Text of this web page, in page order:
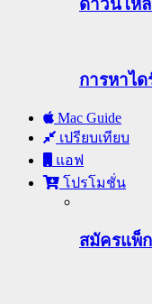
ดาวน์โหล
การหาได
Mac Guide
เปรียบเทียบ
แอฟ
โปรโมชั่น
สมัครแพ็